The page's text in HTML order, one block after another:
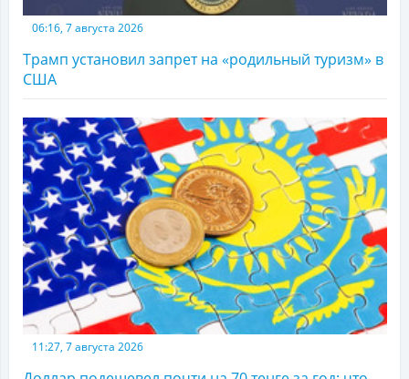
06:16, 7 августа 2026
Трамп установил запрет на «родильный туризм» в
США
11:27, 7 августа 2026